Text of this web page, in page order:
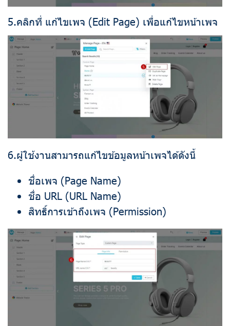
5.คลิกที่ แก้ไขเพจ (Edit Page) เพื่อแก้ไขหน้าเพจ
6.ผู้ใช้งานสามารถแก้ไขข้อมูลหน้าเพจได้ดังนี้
ชื่อเพจ (Page Name)
ชื่อ URL (URL Name)
สิทธิ์การเข้าถึงเพจ (Permission)